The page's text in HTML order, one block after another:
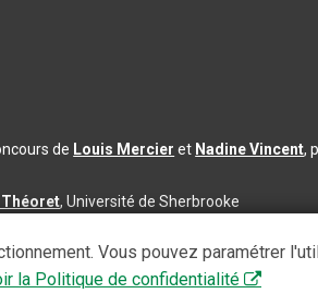
de Louis Mercier et Nadine Vincent,
, Université de Sherbrooke
2026-08-03
Vous pouvez paramétrer
la Politique de confidentialité